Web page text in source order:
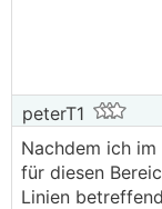
peterT1
Nachdem ich
für diesen
Linien